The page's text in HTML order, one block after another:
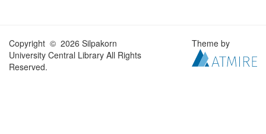
Copyright © 2026 Silpakorn
University Central Library All Rights
Reserved.
Theme by